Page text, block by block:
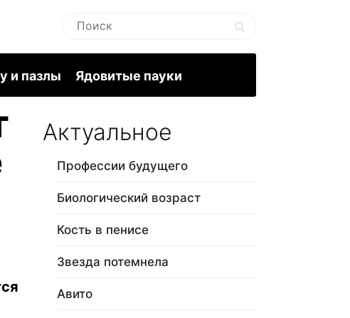
и пазлы Ядовитые пауки
Актуальное
Профессии будущего
Биологический возраст
Кость в пенисе
Звезда потемнела
Авито